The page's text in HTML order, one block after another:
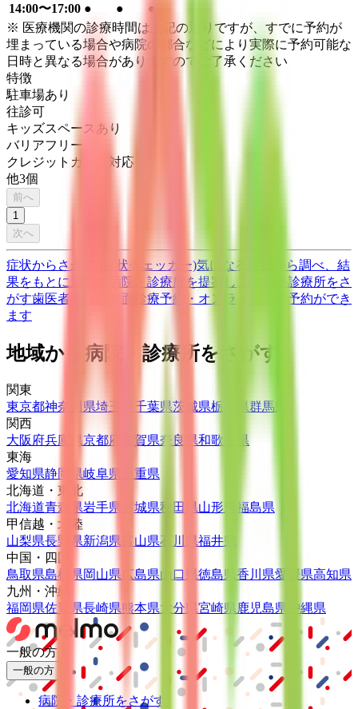
14:00〜17:00 ● ●
●
※ 医療機関の診療時間は上記の通りですが、すでに予約が
埋まっている場合や病院の都合などにより実際に予約可能な
日時と異なる場合がありますのでご了承ください
特徴
駐車場あり
往診可
キッズスペースあり
バリアフリー
クレジットカード対応
他3個
前へ
1
次へ
症状からさがす (症状チェッカー)気になる症状から調べ、結
果をもとに適切な病院・診療所を提案します
歯科診療所をさ
がす歯医者さんの対面診療予約・オンライン診療予約ができ
ます
地域から病院・診療所をさがす
関東
東京都神奈川県埼玉県 千葉県茨城県栃木県群馬県
関西
大阪府兵庫県京都府 滋賀県奈良県和歌山県
東海
愛知県静岡県岐阜県
三重県
北海道・東北
北海道青森県岩手県 宮城県秋田県山形県
福島県
甲信越・北陸
山梨県長野県新潟県 富山県石川県福井県
中国・四国
鳥取県島根県岡山県 広島県山口県徳島県 香川県愛媛県高知県
九州・沖縄
福岡県佐賀県長崎県熊本県大分県宮崎県鹿児島県 沖縄県
一般の方
一般の方
病院・診療所をさがす